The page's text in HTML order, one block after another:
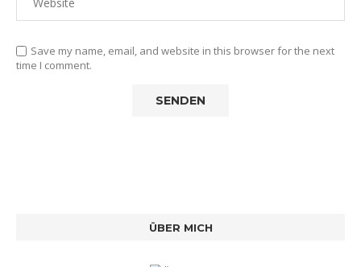
Save my name, email, and website in this browser for the next
time I comment.
ÜBER MICH